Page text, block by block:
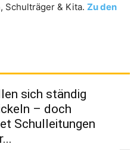
Schulträger & Kita. Zu den
sich ständig
– doch
Schulleitungen